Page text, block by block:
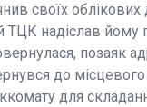
своїх облікових
ТЦК надіслав йому
позаяк
до місцевого
для